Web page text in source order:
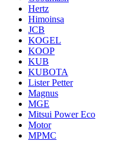
Hertz
Himoinsa
JCB
KOGEL
KOOP
KUB
KUBOTA
Lister Petter
Magnus
MGE
Mitsui Power Eco
Motor
MPMC